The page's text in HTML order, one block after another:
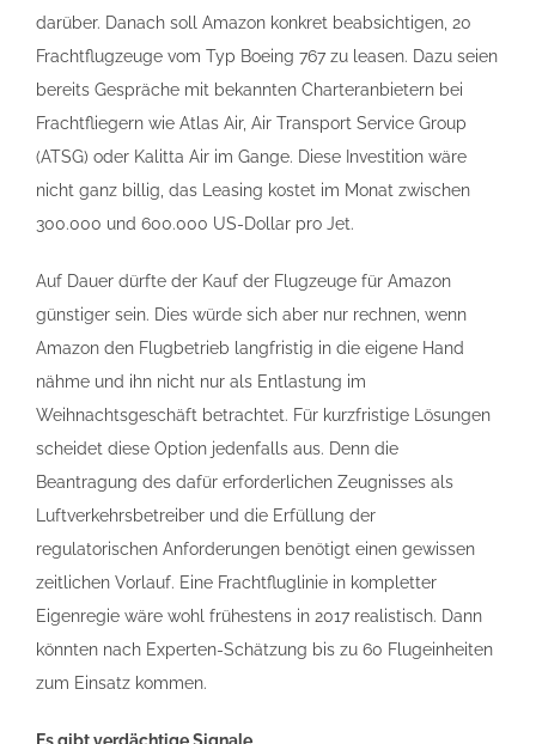
darüber. Danach soll Amazon konkret beabsichtigen, 20
Frachtflugzeuge vom Typ Boeing 767 zu leasen. Dazu seien
bereits Gespräche mit bekannten Charteranbietern bei
Frachtfliegern wie Atlas Air, Air Transport Service Group
(ATSG) oder Kalitta Air im Gange. Diese Investition wäre
nicht ganz billig, das Leasing kostet im Monat zwischen
300.000 und 600.000 US-Dollar pro Jet.
Auf Dauer dürfte der Kauf der Flugzeuge für Amazon
günstiger sein. Dies würde sich aber nur rechnen, wenn
Amazon den Flugbetrieb langfristig in die eigene Hand
nähme und ihn nicht nur als Entlastung im
Weihnachtsgeschäft betrachtet. Für kurzfristige Lösungen
scheidet diese Option jedenfalls aus. Denn die
Beantragung des dafür erforderlichen Zeugnisses als
Luftverkehrsbetreiber und die Erfüllung der
regulatorischen Anforderungen benötigt einen gewissen
zeitlichen Vorlauf. Eine Frachtfluglinie in kompletter
Eigenregie wäre wohl frühestens in 2017 realistisch. Dann
könnten nach Experten-Schätzung bis zu 60 Flugeinheiten
zum Einsatz kommen.
Es gibt verdächtige Signale